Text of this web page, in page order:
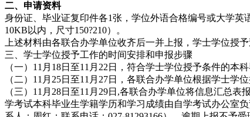
二、申请资料
身份证、毕业证复印件各1张，学位外语合格编号或大学
10KB以内，尺寸150?210）。
上述材料由各联合办学单位收齐后一并上报，学士学位授
三、学士学位授予工作的时间安排和申报步骤
（一）11月18日至11月22日，符合学士学位授予条件的本
（二）11月25日至11月27日，各联合办学单位根据学士
（三）11月28日至11月29日,各联合办学单位将信息汇总
学考试本科毕业生学籍学历和学习成绩由自学考试办公室